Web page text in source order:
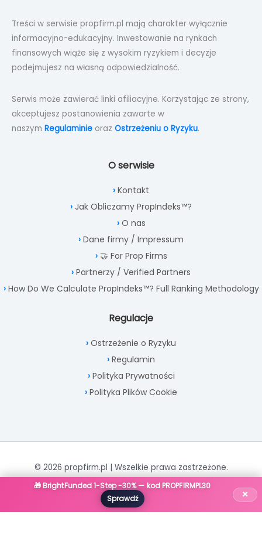
Treści w serwisie propfirm.pl mają charakter wyłącznie
informacyjno-edukacyjny. Inwestowanie na rynkach
finansowych wiąże się z wysokim ryzykiem i decyzje
podejmujesz na własną odpowiedzialność.
Serwis może zawierać linki afiliacyjne. Korzystając ze strony,
akceptujesz postanowienia zawarte w
naszym Regulaminie oraz Ostrzeżeniu o Ryzyku.
O serwisie
Kontakt
Jak Obliczamy PropIndeks™?
O nas
Dane firmy / Impressum
🤝 For Prop Firms
Partnerzy / Verified Partners
How Do We Calculate PropIndeks™? Full Ranking Methodology
Regulacje
Ostrzeżenie o Ryzyku
Regulamin
Polityka Prywatności
Polityka Plików Cookie
© 2026 propfirm.pl | Wszelkie prawa zastrzeżone.
🎁 BrightFunded 1-Step -30% — kod PROPFIRMPL30
Sprawdź
×